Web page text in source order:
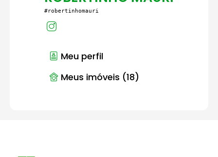
#robertinhomauri
Meu perfil
Meus imóveis (18)